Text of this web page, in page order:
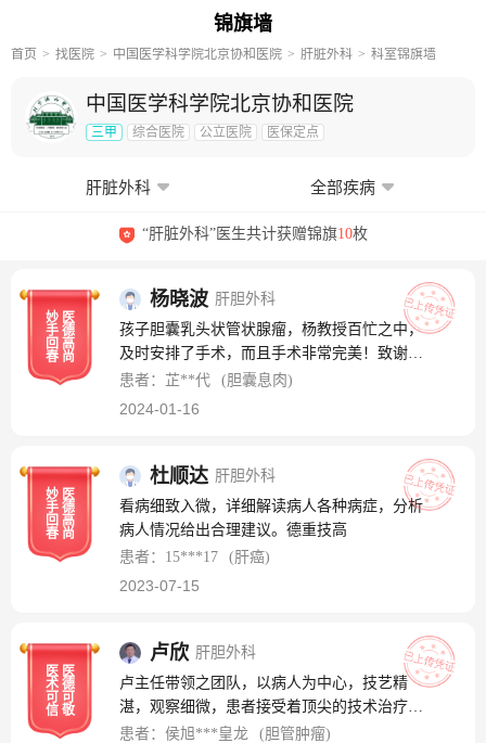
锦旗墙
首页 找医院 中国医学科学院北京协和医院 肝脏外科 科室锦旗墙
中国医学科学院北京协和医院
三甲 综合医院 公立医院 医保定点
肝脏外科 全部疾病
“肝脏外科”医生共计获赠锦旗10枚
妙
手
回
春
医
德
高
尚
杨晓波 肝胆外科
孩子胆囊乳头状管状腺瘤，杨教授百忙之中，
及时安排了手术，而且手术非常完美！致谢杨
教授！
患者：芷**代 (胆囊息肉)
2024-01-16
妙
手
回
春
医
德
高
尚
杜顺达 肝胆外科
看病细致入微，详细解读病人各种病症，分析
病人情况给出合理建议。德重技高
患者：15***17
(肝癌)
2023-07-15
医
术
可
信
医
德
可
敬
卢欣 肝胆外科
卢主任带领之团队，以病人为中心，技艺精
湛，观察细微，患者接受着顶尖的技术治疗，
享受如沐春天的精心呵护。衷心的向您致敬。
患者：侯旭***皇龙 (胆管肿瘤)